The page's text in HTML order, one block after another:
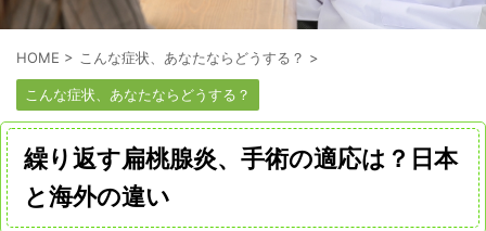
HOME > こんな症状、あなたならどうする？ >
こんな症状、あなたならどうする？
繰り返す扁桃腺炎、手術の適応は？日本
と海外の違い